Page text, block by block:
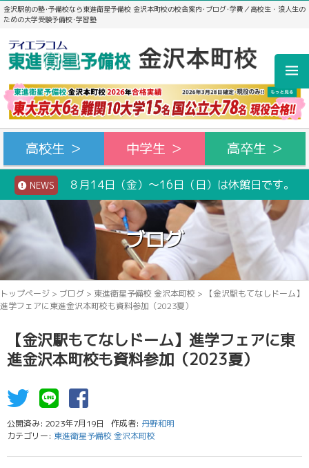
金沢駅前の塾･予備校なら東進衛星予備校 金沢本町校の校舎案内･ブログ･学費／高校生・浪人生の
ための大学受験予備校･学習塾
高校生 ＞ 中学生 ＞ 高卒生 ＞
NEWS ８月14日（金）～16日（日）は休館日です。
ブログ
トップページ > ブログ > 東進衛星予備校 金沢本町校 >
【金沢駅もてなしドーム】
進学フェアに東進金沢本町校も資料参加（2023夏）
【金沢駅もてなしドーム】進学フェアに東
進金沢本町校も資料参加（2023夏）
公開済み: 2023年7月19日 作成者: 丹野和明
カテゴリー: 東進衛星予備校 金沢本町校